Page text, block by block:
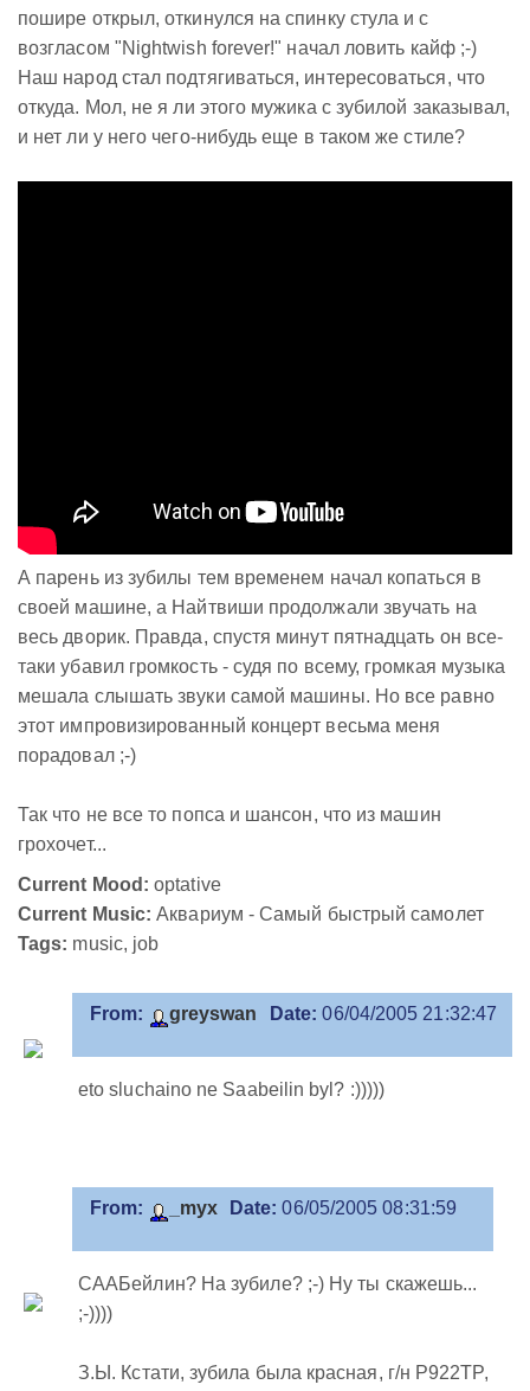
пошире открыл, откинулся на спинку стула и с
возгласом "Nightwish forever!" начал ловить кайф ;-)
Наш народ стал подтягиваться, интересоваться, что
откуда. Мол, не я ли этого мужика с зубилой заказывал,
и нет ли у него чего-нибудь еще в таком же стиле?
А парень из зубилы тем временем начал копаться в
своей машине, а Найтвиши продолжали звучать на
весь дворик. Правда, спустя минут пятнадцать он все-
таки убавил громкость - судя по всему, громкая музыка
мешала слышать звуки самой машины. Но все равно
этот импровизированный концерт весьма меня
порадовал ;-)
Так что не все то попса и шансон, что из машин
грохочет...
Current Mood: optative
Current Music: Аквариум - Самый быстрый самолет
Tags: music, job
From: greyswan Date: 06/04/2005 21:32:47
eto sluchaino ne Saabeilin byl? :)))))
From: _myx Date: 06/05/2005 08:31:59
СААБейлин? На зубиле? ;-) Ну ты скажешь...
;-))))
З.Ы. Кстати, зубила была красная, г/н P922TP,